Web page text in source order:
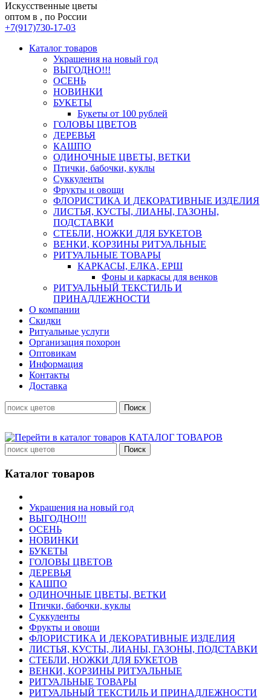
Искусственные цветы
оптом в , по России
+7(917)730-17-03
Каталог товаров
Украшения на новый год
ВЫГОДНО!!!
ОСЕНЬ
НОВИНКИ
БУКЕТЫ
Букеты от 100 рублей
ГОЛОВЫ ЦВЕТОВ
ДЕРЕВЬЯ
КАШПО
ОДИНОЧНЫЕ ЦВЕТЫ, ВЕТКИ
Птички, бабочки, куклы
Суккуленты
Фрукты и овощи
ФЛОРИСТИКА И ДЕКОРАТИВНЫЕ ИЗДЕЛИЯ
ЛИСТЬЯ, КУСТЫ, ЛИАНЫ, ГАЗОНЫ,
ПОДСТАВКИ
СТЕБЛИ, НОЖКИ ДЛЯ БУКЕТОВ
ВЕНКИ, КОРЗИНЫ РИТУАЛЬНЫЕ
РИТУАЛЬНЫЕ ТОВАРЫ
КАРКАСЫ, ЕЛКА, ЕРШ
Фоны и каркасы для венков
РИТУАЛЬНЫЙ ТЕКСТИЛЬ И
ПРИНАДЛЕЖНОСТИ
О компании
Скидки
Ритуальные услуги
Организация похорон
Оптовикам
Информация
Контакты
Доставка
КАТАЛОГ ТОВАРОВ
Каталог товаров
Украшения на новый год
ВЫГОДНО!!!
ОСЕНЬ
НОВИНКИ
БУКЕТЫ
ГОЛОВЫ ЦВЕТОВ
ДЕРЕВЬЯ
КАШПО
ОДИНОЧНЫЕ ЦВЕТЫ, ВЕТКИ
Птички, бабочки, куклы
Суккуленты
Фрукты и овощи
ФЛОРИСТИКА И ДЕКОРАТИВНЫЕ ИЗДЕЛИЯ
ЛИСТЬЯ, КУСТЫ, ЛИАНЫ, ГАЗОНЫ, ПОДСТАВКИ
СТЕБЛИ, НОЖКИ ДЛЯ БУКЕТОВ
ВЕНКИ, КОРЗИНЫ РИТУАЛЬНЫЕ
РИТУАЛЬНЫЕ ТОВАРЫ
РИТУАЛЬНЫЙ ТЕКСТИЛЬ И ПРИНАДЛЕЖНОСТИ